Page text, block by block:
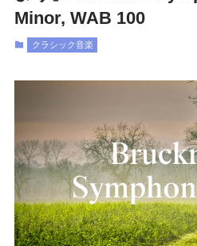
Minor, WAB 100
クラシック音楽